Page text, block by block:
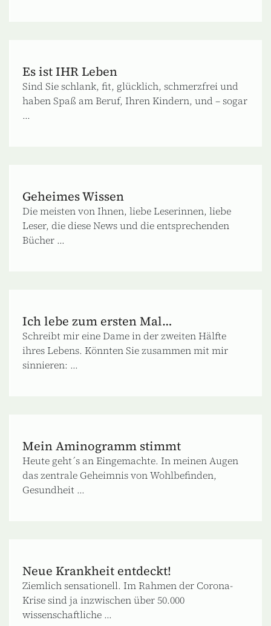
Es ist IHR Leben
Sind Sie schlank, fit, glücklich, schmerzfrei und
haben Spaß am Beruf, Ihren Kindern, und – sogar
...
Geheimes Wissen
Die meisten von Ihnen, liebe Leserinnen, liebe
Leser, die diese News und die entsprechenden
Bücher ...
Ich lebe zum ersten Mal…
Schreibt mir eine Dame in der zweiten Hälfte
ihres Lebens. Könnten Sie zusammen mit mir
sinnieren: ...
Mein Aminogramm stimmt
Heute geht´s an Eingemachte. In meinen Augen
das zentrale Geheimnis von Wohlbefinden,
Gesundheit ...
Neue Krankheit entdeckt!
Ziemlich sensationell. Im Rahmen der Corona-
Krise sind ja inzwischen über 50.000
wissenschaftliche ...